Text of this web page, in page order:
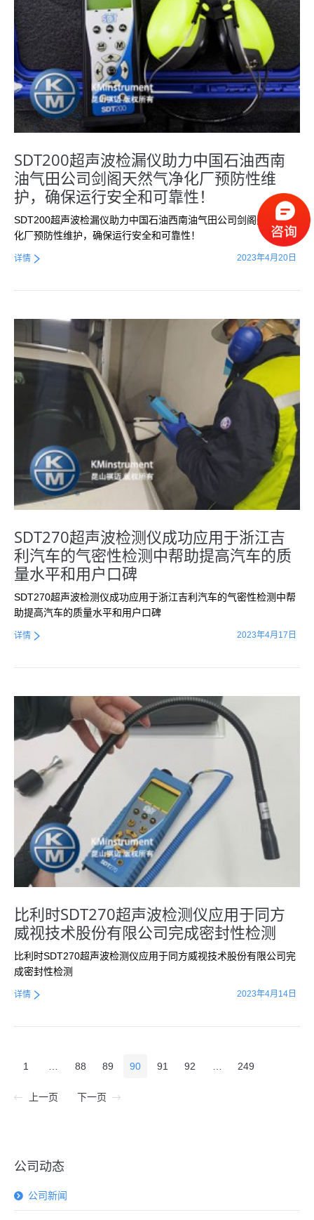
SDT200超声波检漏仪助力中国石油西南
油气田公司剑阁天然气净化厂预防性维
护，确保运行安全和可靠性！
SDT200超声波检漏仪助力中国石油西南油气田公司剑阁天然气净
化厂预防性维护，确保运行安全和可靠性！
2023年4月20日
详情
SDT270超声波检测仪成功应用于浙江吉
利汽车的气密性检测中帮助提高汽车的质
量水平和用户口碑
SDT270超声波检测仪成功应用于浙江吉利汽车的气密性检测中帮
助提高汽车的质量水平和用户口碑
2023年4月17日
详情
比利时SDT270超声波检测仪应用于同方
威视技术股份有限公司完成密封性检测
比利时SDT270超声波检测仪应用于同方威视技术股份有限公司完
成密封性检测
2023年4月14日
详情
1 88 89 90 91 92 249
上一页 下一页
公司动态
公司新闻